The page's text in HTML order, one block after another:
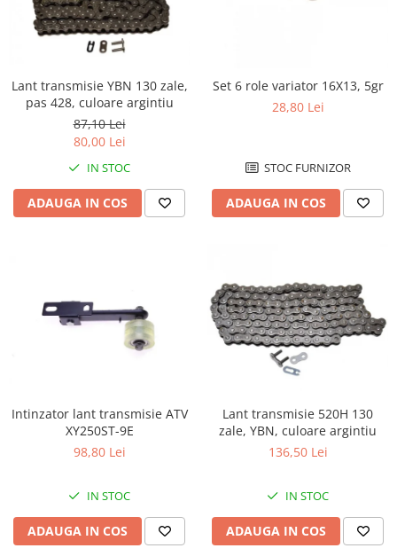
Cizme
Geci
Pantaloni
Tricou/Pantaloni termici
Echipament Impermeabil
Accesorii echipamente
Protectii Corp
Protectii Coloana
Protectii Corp
Imbracaminte Casual
Cadou personalizat
Ochelari de soare
Lant transmisie YBN 130 zale,
pas 428, culoare argintiu
87,10 Lei
80,00 Lei
IN STOC
ADAUGA IN COS
Set 6 role variator 16X13, 5gr
28,80 Lei
STOC FURNIZOR
ADAUGA IN COS
Intinzator lant transmisie ATV
XY250ST-9E
98,80 Lei
IN STOC
ADAUGA IN COS
Lant transmisie 520H 130
zale, YBN, culoare argintiu
136,50 Lei
IN STOC
ADAUGA IN COS